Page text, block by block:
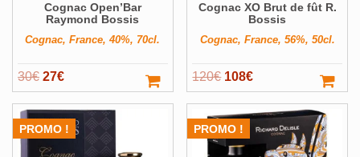
Volume Voir ▼
Filter
Cognac Open’Bar
Raymond Bossis
Cognac, France, 40%, 70cl.
30€ Le
prix
initial
était :
30€.
27€Le
prix
actuel
est :
27€.
Cognac XO Brut de fût R.
Bossis
Cognac, France, 56%, 50cl.
120€ Le
prix
initial
était :
120€.
108€Le
prix
actuel
est :
108€.
PROMO ! PROMO !